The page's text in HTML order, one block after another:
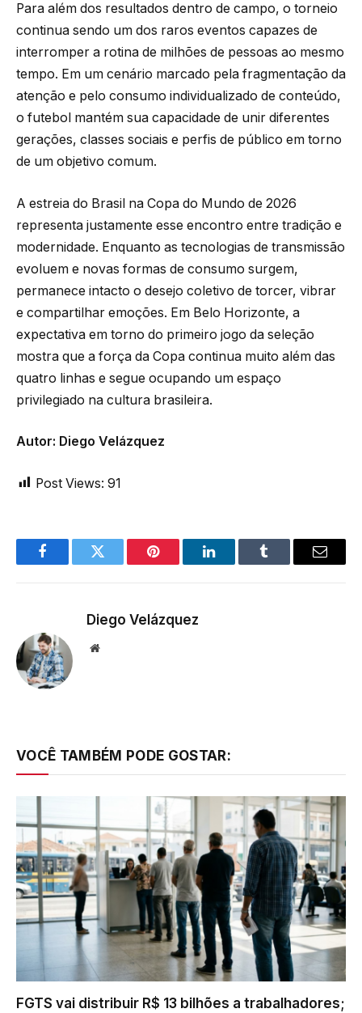
Para além dos resultados dentro de campo, o torneio
continua sendo um dos raros eventos capazes de
interromper a rotina de milhões de pessoas ao mesmo
tempo. Em um cenário marcado pela fragmentação da
atenção e pelo consumo individualizado de conteúdo,
o futebol mantém sua capacidade de unir diferentes
gerações, classes sociais e perfis de público em torno
de um objetivo comum.
A estreia do Brasil na Copa do Mundo de 2026
representa justamente esse encontro entre tradição e
modernidade. Enquanto as tecnologias de transmissão
evoluem e novas formas de consumo surgem,
permanece intacto o desejo coletivo de torcer, vibrar
e compartilhar emoções. Em Belo Horizonte, a
expectativa em torno do primeiro jogo da seleção
mostra que a força da Copa continua muito além das
quatro linhas e segue ocupando um espaço
privilegiado na cultura brasileira.
Autor: Diego Velázquez
Post Views: 91
FacebookTwitter Pinterest LinkedInTumblr Email
Diego Velázquez
Website
VOCÊ TAMBÉM PODE GOSTAR:
FGTS vai distribuir R$ 13 bilhões a trabalhadores;